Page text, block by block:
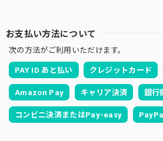
お支払い方法について
次の方法がご利用いただけます。
PAY ID あと払い クレジットカード
Amazon Pay キャリア決済 銀行
コンビニ決済またはPay-easy PayPal